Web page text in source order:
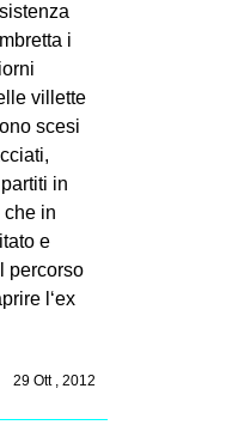
i
villette
scesi
in
che in
e
percorso
l‘ex
29 Ott , 2012